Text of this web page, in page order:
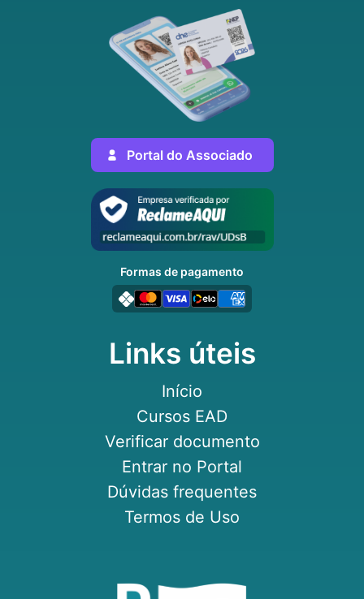
Links úteis
Início
Cursos EAD
Verificar documento
Entrar no Portal
Dúvidas frequentes
Termos de Uso
Portal do Associado
Formas de pagamento